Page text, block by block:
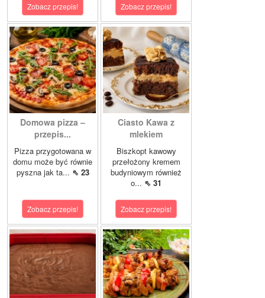
Zobacz przepis! Zobacz przepis!
Domowa pizza –
przepis...
Pizza przygotowana w
domu może być równie
pyszna jak ta... ⇖ 23
Zobacz przepis!
Ciasto Kawa z
mlekiem
Biszkopt kawowy
przełożony kremem
budyniowym również
o... ⇖ 31
Zobacz przepis!